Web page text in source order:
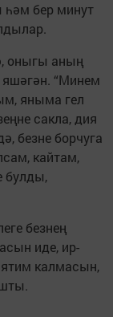
бер минут
оныгы аның
“Минем
яныма гел
сакла, дия
безне борчуга
кайтам,
булды,
безнең
иде, ир-
ятим калмасын,